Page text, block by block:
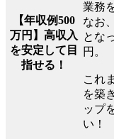
【年収例500
万円】高収入
を安定して目
指せる！
業務
なお
とな
円。
これ
を築
ップ
い！